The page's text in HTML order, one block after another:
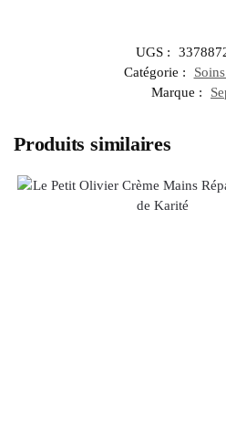
UGS :
Catégorie :
Marque :
Produits similaires